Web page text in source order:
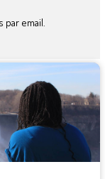
email.